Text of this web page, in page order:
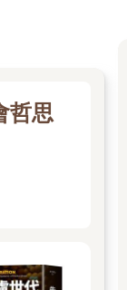
計畫下個月大幅
後，油價來到一
樂都比一桶石油
還是政府體恤人
，油價其實是跟
哲思